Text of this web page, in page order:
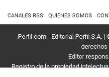
CANALES RSS QUIENES SOMOS
Perfil.com - Editorial Perfil S.A. |
derechos
Editor
Registro de la propiedad